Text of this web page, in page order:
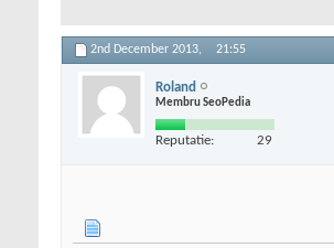
2nd December 2013, 21:55
Roland
Membru SeoPedia
Reputatie: 29